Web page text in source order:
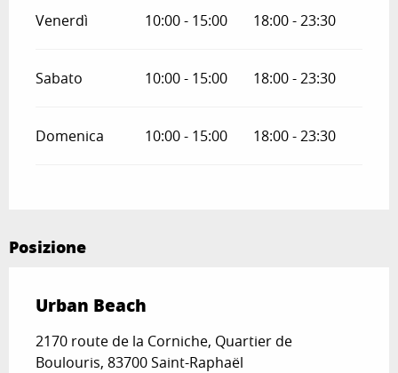
Venerdì 10:00 - 15:00 18:00 - 23:30
Sabato 10:00 - 15:00 18:00 - 23:30
Domenica 10:00 - 15:00 18:00 - 23:30
Posizione
Urban Beach
2170 route de la Corniche, Quartier de
Boulouris, 83700 Saint-Raphaël